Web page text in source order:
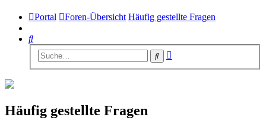
Portal Foren-Übersicht Häufig gestellte Fragen
Suche
Suche
Häufig gestellte Fragen